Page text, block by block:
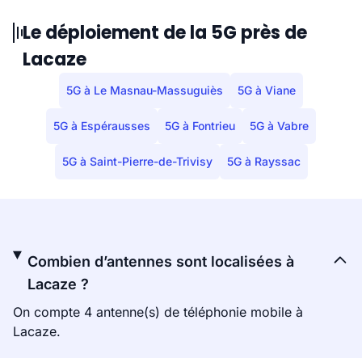
Le déploiement de la 5G près de
Lacaze
5G à Le Masnau-Massuguiès 5G à Viane
5G à Espérausses 5G à Fontrieu 5G à Vabre
5G à Saint-Pierre-de-Trivisy 5G à Rayssac
Combien d’antennes sont localisées à
Lacaze ?
On compte 4 antenne(s) de téléphonie mobile à
Lacaze.